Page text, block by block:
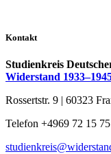
Kontakt
Studienkreis
Widerstand
Rossertstr. 9 | 60323
Telefon +4969 72 15